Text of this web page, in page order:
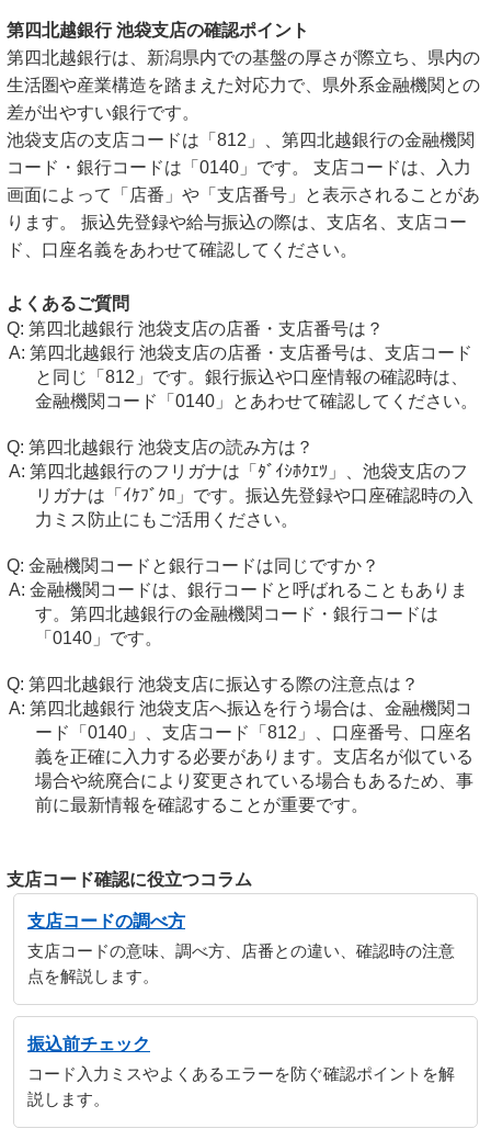
第四北越銀行 池袋支店の確認ポイント
第四北越銀行は、新潟県内での基盤の厚さが際立ち、県内の
生活圏や産業構造を踏まえた対応力で、県外系金融機関との
差が出やすい銀行です。
池袋支店の支店コードは「812」、第四北越銀行の金融機関
コード・銀行コードは「0140」です。 支店コードは、入力
画面によって「店番」や「支店番号」と表示されることがあ
ります。 振込先登録や給与振込の際は、支店名、支店コー
ド、口座名義をあわせて確認してください。
よくあるご質問
第四北越銀行 池袋支店の店番・支店番号は？
第四北越銀行 池袋支店の店番・支店番号は、支店コード
と同じ「812」です。銀行振込や口座情報の確認時は、
金融機関コード「0140」とあわせて確認してください。
第四北越銀行 池袋支店の読み方は？
第四北越銀行のフリガナは「ﾀﾞｲｼﾎｸｴﾂ」、池袋支店のフ
リガナは「ｲｹﾌﾞｸﾛ」です。振込先登録や口座確認時の入
力ミス防止にもご活用ください。
金融機関コードと銀行コードは同じですか？
金融機関コードは、銀行コードと呼ばれることもありま
す。第四北越銀行の金融機関コード・銀行コードは
「0140」です。
第四北越銀行 池袋支店に振込する際の注意点は？
第四北越銀行 池袋支店へ振込を行う場合は、金融機関コ
ード「0140」、支店コード「812」、口座番号、口座名
義を正確に入力する必要があります。支店名が似ている
場合や統廃合により変更されている場合もあるため、事
前に最新情報を確認することが重要です。
支店コード確認に役立つコラム
支店コードの調べ方
支店コードの意味、調べ方、店番との違い、確認時の注意
点を解説します。
振込前チェック
コード入力ミスやよくあるエラーを防ぐ確認ポイントを解
説します。